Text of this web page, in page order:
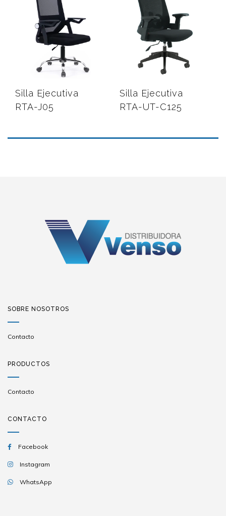
Silla Ejecutiva
RTA-J05
Silla Ejecutiva
RTA-UT-C125
SOBRE NOSOTROS
Contacto
PRODUCTOS
Contacto
CONTACTO
Facebook
Instagram
WhatsApp